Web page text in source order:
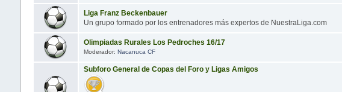
Liga Franz Beckenbauer
Un grupo formado por los entrenadores más expertos de NuestraLiga.com
Olimpiadas Rurales Los Pedroches 16/17
Moderador:Nacanuca CF
Subforo General de Copas del Foro y Ligas Amigos